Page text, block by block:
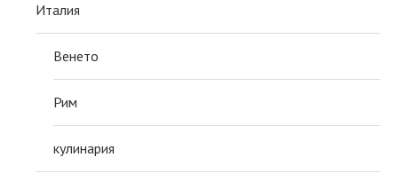
Италия
Венето
Рим
кулинария